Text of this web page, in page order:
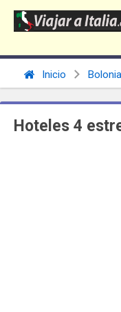
Inicio Bolonia
Hoteles 4